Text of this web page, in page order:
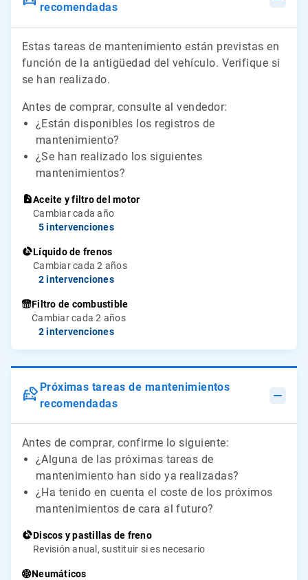
recomendadas
Estas tareas de mantenimiento están previstas en
función de la antigüedad del vehículo. Verifique si
se han realizado.
Antes de comprar, consulte al vendedor:
¿Están disponibles los registros de
mantenimiento?
¿Se han realizado los siguientes
mantenimientos?
Aceite y filtro del motor
Cambiar cada año
5 intervenciones
Líquido de frenos
Cambiar cada 2 años
2 intervenciones
Filtro de combustible
Cambiar cada 2 años
2 intervenciones
Próximas tareas de mantenimientos
recomendadas
Antes de comprar, confirme lo siguiente:
¿Alguna de las próximas tareas de
mantenimiento han sido ya realizadas?
¿Ha tenido en cuenta el coste de los próximos
mantenimientos de cara al futuro?
Discos y pastillas de freno
Revisión anual, sustituir si es necesario
Neumáticos